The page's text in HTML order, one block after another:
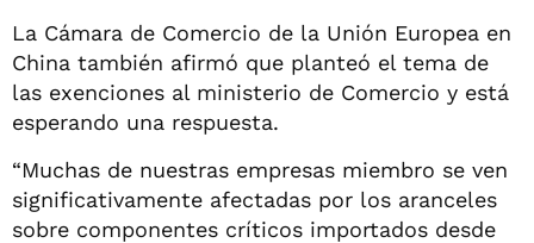
La Cámara de Comercio de la Unión Europea en
China también afirmó que planteó el tema de
las exenciones al ministerio de Comercio y está
esperando una respuesta.
“Muchas de nuestras empresas miembro se ven
significativamente afectadas por los aranceles
sobre componentes críticos importados desde